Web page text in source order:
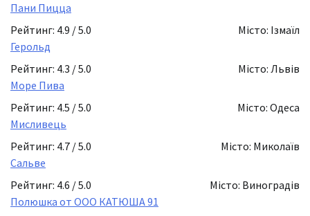
Пани Пицца
Рейтинг: 4.9 / 5.0
Місто: Ізмаїл
Герольд
Рейтинг: 4.3 / 5.0
Місто: Львів
Море Пива
Рейтинг: 4.5 / 5.0
Місто: Одеса
Мисливець
Рейтинг: 4.7 / 5.0
Місто: Миколаїв
Сальве
Рейтинг: 4.6 / 5.0
Місто: Виноградів
Полюшка от ООО КАТЮША 91